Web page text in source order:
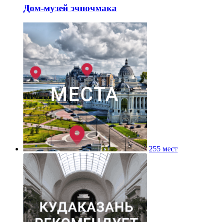
Дом-музей эчпочмака
255 мест